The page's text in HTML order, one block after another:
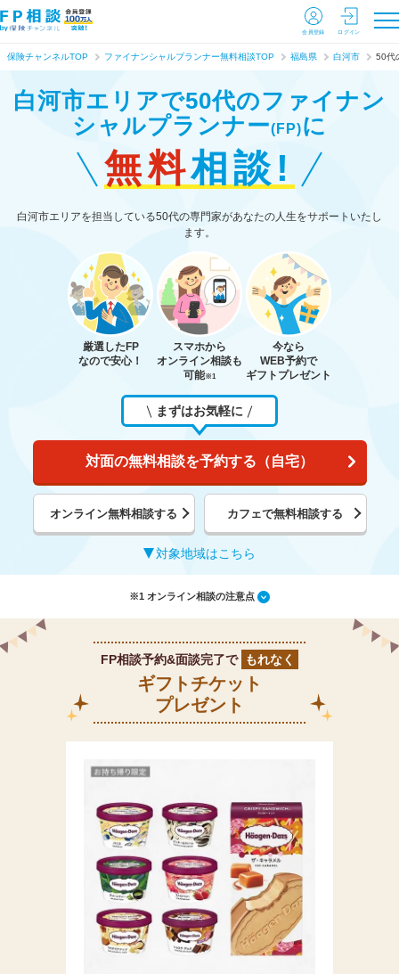
会員登録 ログイン
保険チャンネルTOP ファイナンシャルプランナー無料相談TOP 福島県 白河市 50代
白河市エリアで50代のファイナン
シャルプランナー(FP)に
無料相談!
白河市エリアを担当している50代の専門家があなたの人生をサポートいたし
ます。
厳選したFP
なので安心！
スマホから
オンライン相談も
可能※1
今なら
WEB予約で
ギフトプレゼント
まずはお気軽に
対面の無料相談を予約する（自宅）
オンライン無料相談する カフェで無料相談する
対象地域はこちら
※1 オンライン相談の注意点
FP相談予約&面談完了で もれなく
ギフトチケット
プレゼント